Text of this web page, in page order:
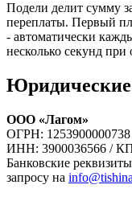
Подели делит сумму
переплаты. Первый
- автоматически
несколько секунд при
ООО «Лагом»
ОГРН: 1253900000738
ИНН: 3900036566 /
Банковские
запросу на